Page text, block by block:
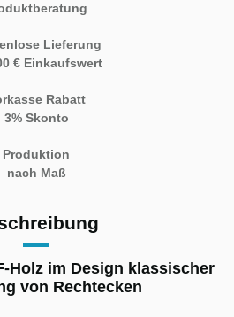
Lieferung
€ Einkaufswert
Rabatt
3% Skonto
Produktion
nach Maß
Holz im Design klassischer
von Rechtecken